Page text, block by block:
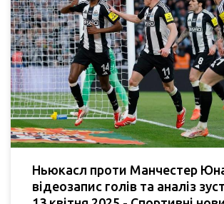
Ньюкасл проти Манчестер
відеозапис голів та аналіз